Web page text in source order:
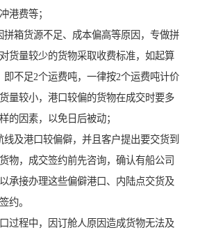
港费等；
拼箱货源不足、成本偏高等原因，专做拼
货量较少的货物采取收费标准，如起算
即不足2个运费吨，一律按2个运费吨计价
量较小，港口较偏的货物在成交时要多
的因素，以免日后被动；
线及港口较偏僻，并且客户提出要交货到
物，成交签约前先咨询，确认有船公司
承接办理这些偏僻港口、内陆点交货及
约。
过程中，因订舱人原因造成货物无法及